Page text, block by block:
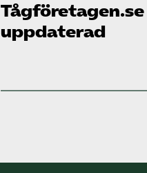
Tåg­företagen.se
uppdaterad